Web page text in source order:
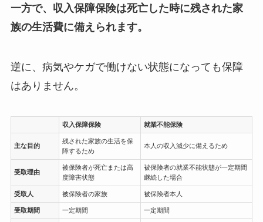
一方で、収入保障保険は死亡した時に残された家
族の生活費に備えられます。
逆に、病気やケガで働けない状態になっても保障
はありません。
収入保障保険 就業不能保険
主な目的
残された家族の生活を保
障するため
本人の収入減少に備えるため
受取理由
被保険者が死亡または高
度障害状態
被保険者の就業不能状態が一定期間
継続した場合
受取人 被保険者の家族 被保険者本人
受取期間 一定期間 一定期間